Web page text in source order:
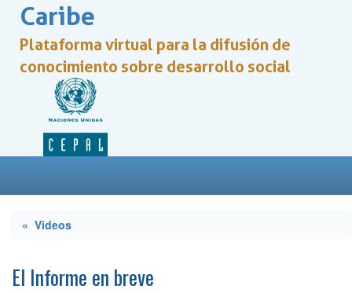
Caribe
Plataforma virtual para la difusión de
conocimiento sobre desarrollo social
« Videos
El Informe en breve